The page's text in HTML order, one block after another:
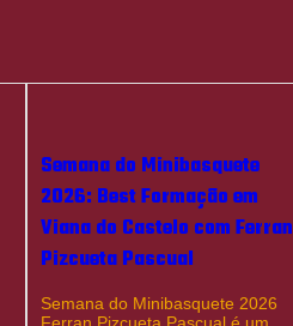
Semana do Minibasquete
2026: Best Formação em
Viana do Castelo com Ferran
Pizcueta Pascual
Semana do Minibasquete 2026
Ferran Pizcueta Pascual é um